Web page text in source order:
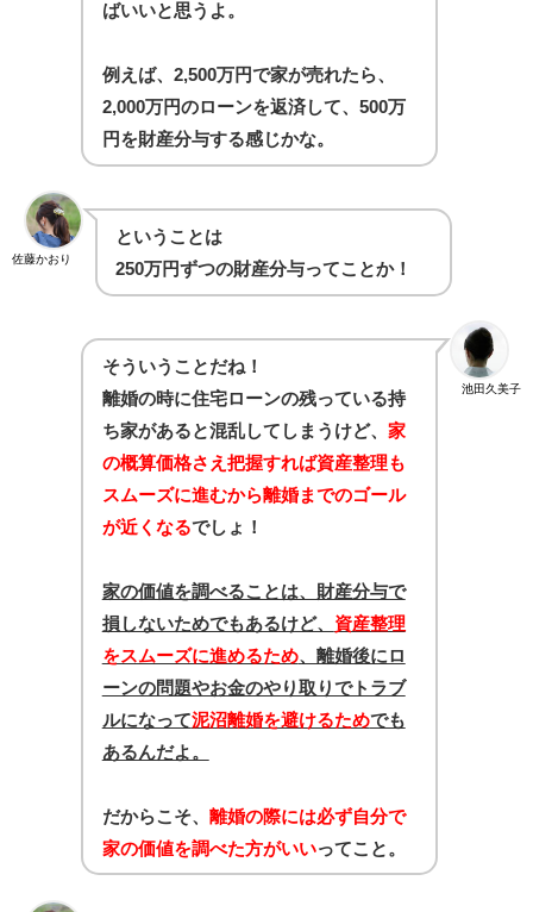
ばいいと思うよ。
例えば、2,500万円で家が売れたら、
2,000万円のローンを返済して、500万
円を財産分与する感じかな。
佐藤かおり
ということは
250万円ずつの財産分与ってことか！
池田久美子
そういうことだね！
離婚の時に住宅ローンの残っている持
ち家があると混乱してしまうけど、 家
の概算価格さえ把握すれば資産整理も
スムーズに進むから離婚までのゴール
が近くなるでしょ！
家の価値を調べることは、財産分与で
損しないためでもあるけど、 資産整理
をスムーズに進めるため、離婚後にロ
ーンの問題やお金のやり取りでトラブ
ルになって泥沼離婚を避けるためでも
あるんだよ。
だからこそ、 離婚の際には必ず自分で
家の価値を調べた方がいいってこと。